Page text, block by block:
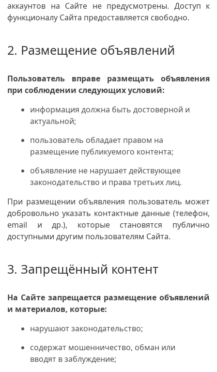
аккаунтов на Сайте не предусмотрены. Доступ к
функционалу Сайта предоставляется свободно.
2. Размещение объявлений
Пользователь вправе размещать объявления
при соблюдении следующих условий:
информация должна быть достоверной и
актуальной;
пользователь обладает правом на
размещение публикуемого контента;
объявление не нарушает действующее
законодательство и права третьих лиц.
При размещении объявления пользователь может
добровольно указать контактные данные (телефон,
email и др.), которые становятся публично
доступными другим пользователям Сайта.
3. Запрещённый контент
На Сайте запрещается размещение объявлений
и материалов, которые:
нарушают законодательство;
содержат мошенничество, обман или
вводят в заблуждение;